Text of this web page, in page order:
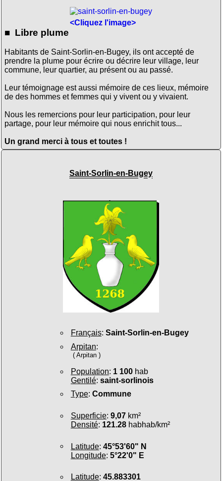
<Cliquez l'image>
■ Libre plume
Habitants de Saint-Sorlin-en-Bugey, ils ont accepté de
prendre la plume pour écrire ou décrire leur village, leur
commune, leur quartier, au présent ou au passé.
Leur témoignage est aussi mémoire de ces lieux, mémoire
de des hommes et femmes qui y vivent ou y vivaient.
Nous les remercions pour leur participation, pour leur
partage, pour leur mémoire qui nous enrichit tous...
Un grand merci à tous et toutes !
Saint-Sorlin-en-Bugey
Français: Saint-Sorlin-en-Bugey
Arpitan:
( Arpitan )
Population: 1 100hab
Gentilé: saint-sorlinois
Type: Commune
Superficie: 9,07km²
Densité: 121.28habhab/km²
Latitude: 45°53'60" N
Longitude: 5°22'0" E
Latitude: 45.883301